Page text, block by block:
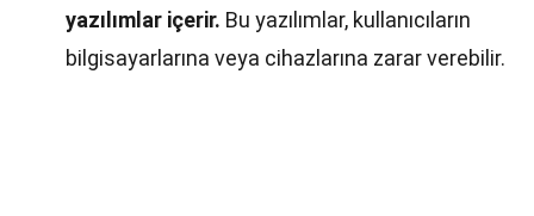
yazılımlar içerir. Bu yazılımlar, kullanıcıların
bilgisayarlarına veya cihazlarına zarar verebilir.